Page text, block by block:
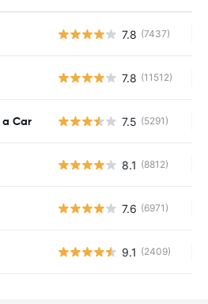
7.8 (7437)
7.8 (11512)
a Car 7.5 (5291)
8.1 (8812)
7.6 (6971)
9.1 (2409)